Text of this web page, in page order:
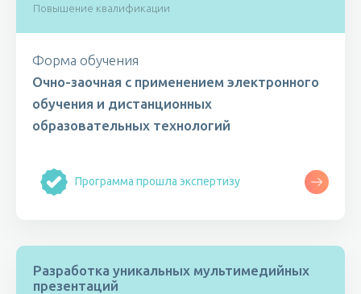
Повышение квалификации
Форма обучения
Очно-заочная с применением электронного
обучения и дистанционных
образовательных технологий
Программа прошла экспертизу
Разработка уникальных мультимедийных
презентаций